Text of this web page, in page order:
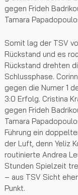
gegen Frideh
Tamara
Somit lag der TSV
Rückstand und es
Rückstand drehten
Schlussphase.
gegen die Numer 1
3:0 Erfolg. Cristina
gegen Frideh
Tamara
Führung ein
der Luft, denn Yeliz
routinierte Andrea
Stunden Spielzeit
– aus TSV Sicht
Punkt.